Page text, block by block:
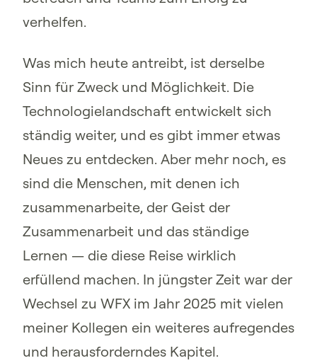
verhelfen.
Was mich heute antreibt, ist derselbe
Sinn für Zweck und Möglichkeit. Die
Technologielandschaft entwickelt sich
ständig weiter, und es gibt immer etwas
Neues zu entdecken. Aber mehr noch, es
sind die Menschen, mit denen ich
zusammenarbeite, der Geist der
Zusammenarbeit und das ständige
Lernen — die diese Reise wirklich
erfüllend machen. In jüngster Zeit war der
Wechsel zu WFX im Jahr 2025 mit vielen
meiner Kollegen ein weiteres aufregendes
und herausforderndes Kapitel.